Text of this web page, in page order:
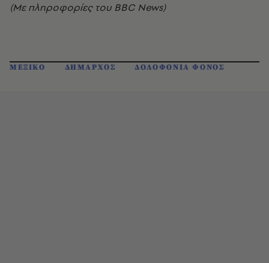
(Με πληροφορίες του BBC News)
ΜΕΞΙΚΟ ΔΗΜΑΡΧΟΣ ΔΟΛΟΦΟΝΙΑ ΦΟΝΟΣ